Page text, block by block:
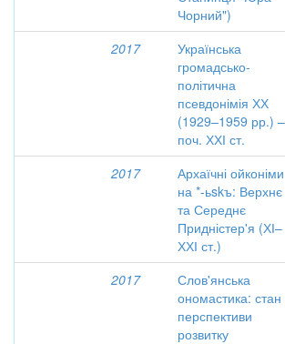
Чорний")
2017
Українська
громадсько-
політична
псевдонімія ХХ
(1929–1959 рр.) –
поч. ХХІ ст.
2017
Архаїчні ойконіми
на *-ьskъ: Верхнє
та Середнє
Придністер'я (ХІ–
ХХІ ст.)
2017
Слов'янська
ономастика: стан
перспективи
розвитку